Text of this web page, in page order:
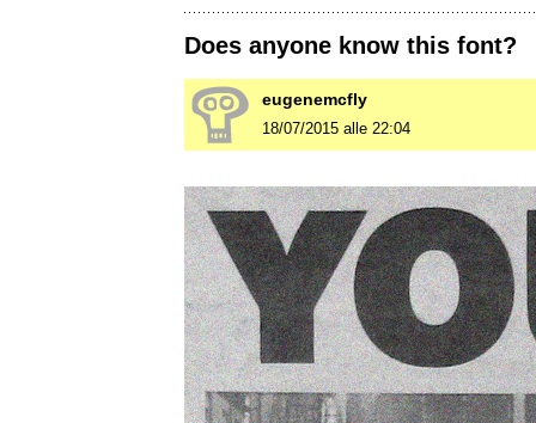
Does anyone know this font?
eugenemcfly
18/07/2015 alle 22:04